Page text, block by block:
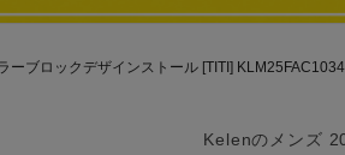
ーブロックデザインストール [TITI] KLM25FAC1034
Kelenのメンズ